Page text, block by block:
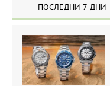
ПОСЛЕДНИ 7 ДНИ